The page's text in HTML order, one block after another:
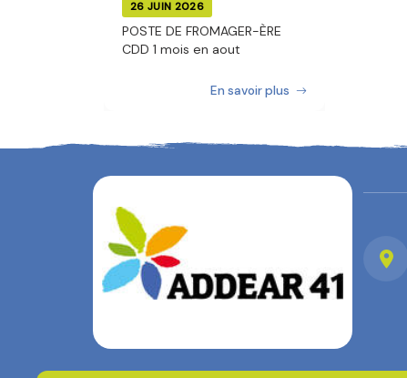
26 JUIN 2026
POSTE DE FROMAGER-ÈRE
CDD 1 mois en aout
En savoir plus